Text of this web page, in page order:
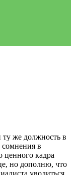
ту же должность в
в
ценного кадра
но дополню, что
уволиться.